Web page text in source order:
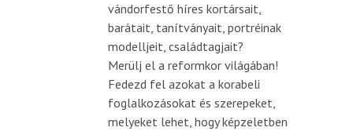
vándorfestő híres kortársait,
barátait, tanítványait, portréinak
modelljeit, családtagjait?
Merülj el a reformkor világában!
Fedezd fel azokat a korabeli
foglalkozásokat és szerepeket,
melyeket lehet, hogy képzeletben